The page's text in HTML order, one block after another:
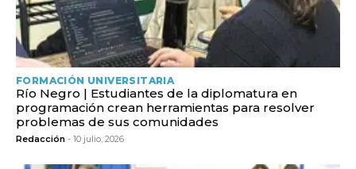
FORMACIÓN UNIVERSITARIA
Río Negro | Estudiantes de la diplomatura en
programación crean herramientas para resolver
problemas de sus comunidades
Redacción - 10 julio, 2026